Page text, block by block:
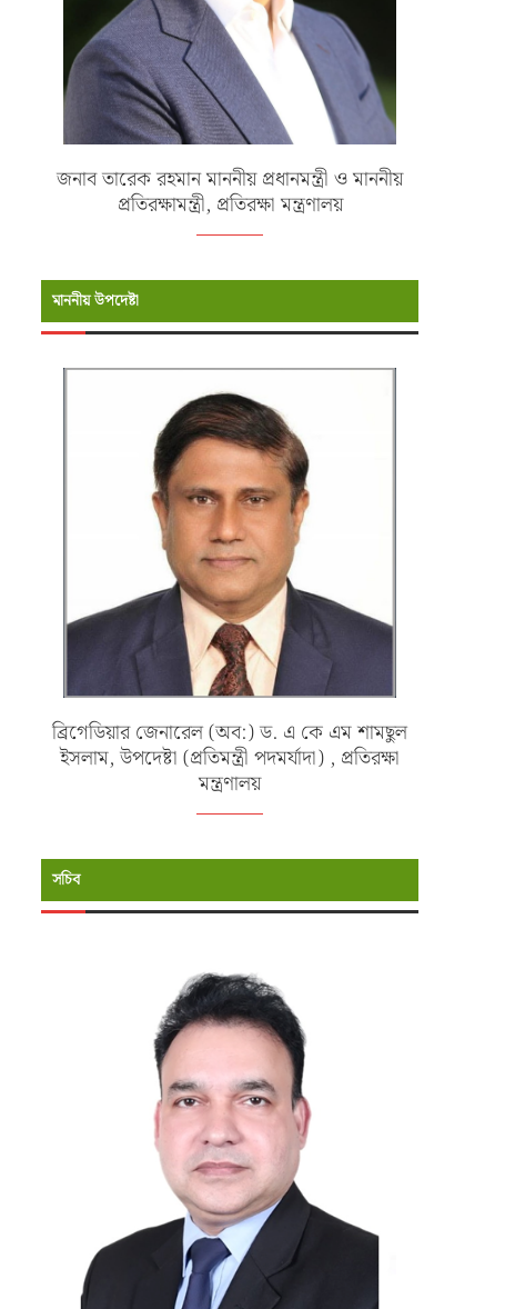
জনাব তারেক রহমান মাননীয় প্রধানমন্ত্রী ও মাননীয়
প্রতিরক্ষামন্ত্রী, প্রতিরক্ষা মন্ত্রণালয়
মাননীয় উপদেষ্টা
ব্রিগেডিয়ার জেনারেল (অব:) ড. এ কে এম শামছুল
ইসলাম, উপদেষ্টা (প্রতিমন্ত্রী পদমর্যাদা) , প্রতিরক্ষা
মন্ত্রণালয়
সচিব